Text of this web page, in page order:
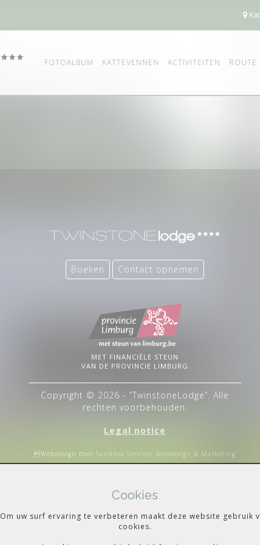
FOTOALBUM KATTEVENNEN ACTIVITEITEN ROUTE
Boeken Contact opnemen
MET FINANCIËLE STEUN
VAN DE PROVINCIE LIMBURG
Copyright © 2026 - “TwinstoneLodge”. Alle
rechten voorbehouden.
Legal notice
Webdesign door Sandbox Services Webdesign & Marketing
Cookies
Om uw surf ervaring te verbeteren maakt deze website gebruik
cookies.